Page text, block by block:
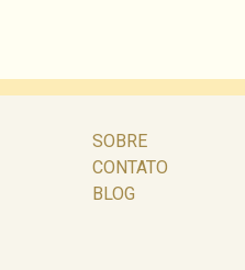
SOBRE
CONTATO
BLOG